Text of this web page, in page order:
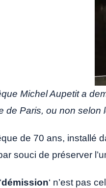
Michel Aupetit a
de Paris, ou non selon
de 70 ans, installé
souci de préserver
démission‘ n’est pas